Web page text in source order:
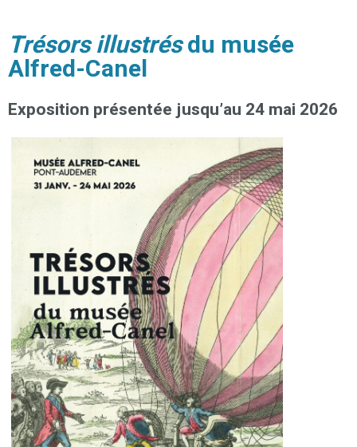
Trésors illustrésdu musée
Alfred-Canel
Exposition présentée jusqu’au 24 mai 2026